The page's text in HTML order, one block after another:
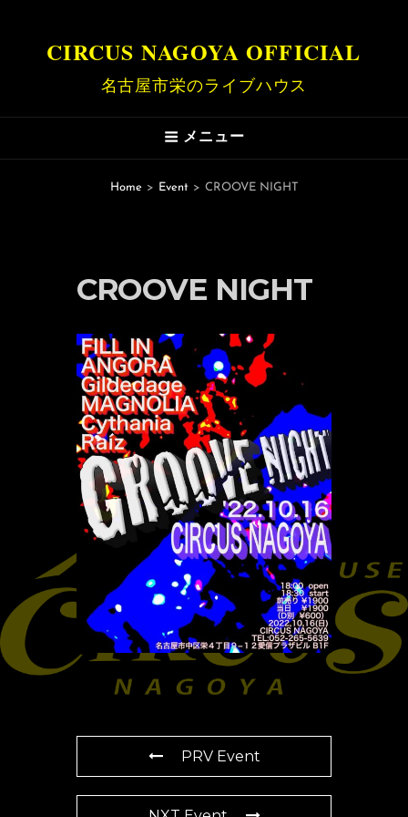
CIRCUS NAGOYA OFFICIAL
名古屋市栄のライブハウス
メニュー
Home > Event > CROOVE NIGHT
CROOVE NIGHT
PRV Event